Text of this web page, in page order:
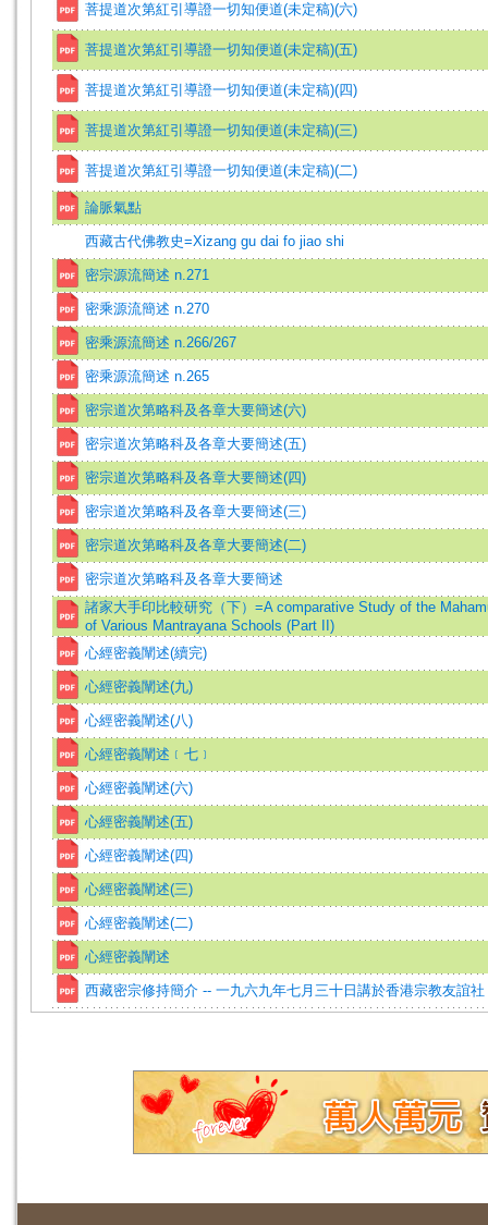
菩提道次第紅引導證一切知便道(未定稿)(六)
菩提道次第紅引導證一切知便道(未定稿)(五)
菩提道次第紅引導證一切知便道(未定稿)(四)
菩提道次第紅引導證一切知便道(未定稿)(三)
菩提道次第紅引導證一切知便道(未定稿)(二)
論脈氣點
西藏古代佛教史=Xizang gu dai fo jiao shi
密宗源流簡述 n.271
密乘源流簡述 n.270
密乘源流簡述 n.266/267
密乘源流簡述 n.265
密宗道次第略科及各章大要簡述(六)
密宗道次第略科及各章大要簡述(五)
密宗道次第略科及各章大要簡述(四)
密宗道次第略科及各章大要簡述(三)
密宗道次第略科及各章大要簡述(二)
密宗道次第略科及各章大要簡述
諸家大手印比較研究（下）=A comparative Study of the
of Various Mantrayana Schools (Part II)
心經密義闡述(續完)
心經密義闡述(九)
心經密義闡述(八)
心經密義闡述﹝七﹞
心經密義闡述(六)
心經密義闡述(五)
心經密義闡述(四)
心經密義闡述(三)
心經密義闡述(二)
心經密義闡述
西藏密宗修持簡介 -- 一九六九年七月三十日講於香港宗教友誼社